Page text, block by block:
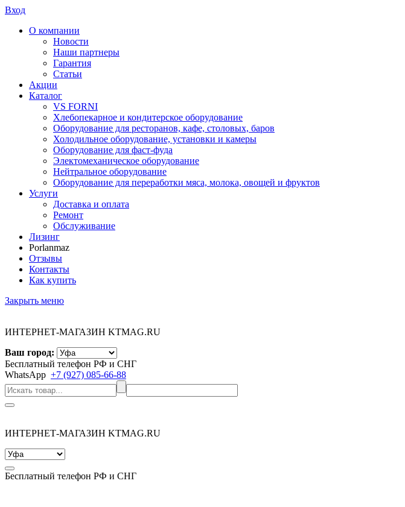
Вход
О компании
Новости
Наши партнеры
Гарантия
Статьи
Акции
Каталог
VS FORNI
Хлебопекарное и кондитерское оборудование
Оборудование для ресторанов, кафе, столовых, баров
Холодильное оборудование, установки и камеры
Оборудование для фаст-фуда
Электомеханическое оборудование
Нейтральное оборудование
Оборудование для переработки мяса, молока, овощей и фруктов
Услуги
Доставка и оплата
Ремонт
Обслуживание
Лизинг
Porlanmaz
Отзывы
Контакты
Как купить
Закрыть меню
ИНТЕРНЕТ-МАГАЗИН KTMAG.RU
Ваш город:
Бесплатный телефон РФ и СНГ
WhatsApp +7 (927) 085-66-88
ИНТЕРНЕТ-МАГАЗИН KTMAG.RU
Бесплатный телефон РФ и СНГ